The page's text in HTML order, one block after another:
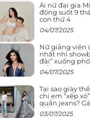
Ái nữ đại gia
động suốt 9
con thứ 4
04/07/2025
Nữ giảng viên
nhất nhì
đài” xuống
giảng đường
04/07/2025
Tại sao giày
chị em “xếp
quần jeans?
kiểu này hơn
03/07/2025